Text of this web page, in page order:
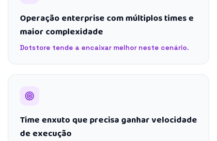
Operação enterprise com múltiplos times e
maior complexidade
Dotstore tende a encaixar melhor neste cenário.
Time enxuto que precisa ganhar velocidade
de execução